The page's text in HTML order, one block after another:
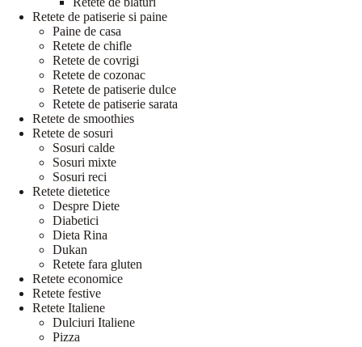
Retete de patiserie si paine
Paine de casa
Retete de chifle
Retete de covrigi
Retete de cozonac
Retete de patiserie dulce
Retete de patiserie sarata
Retete de smoothies
Retete de sosuri
Sosuri calde
Sosuri mixte
Sosuri reci
Retete dietetice
Despre Diete
Diabetici
Dieta Rina
Dukan
Retete fara gluten
Retete economice
Retete festive
Retete Italiene
Dulciuri Italiene
Pizza